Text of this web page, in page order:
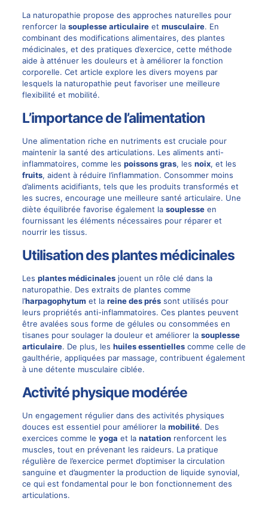
La naturopathie propose des approches naturelles pour
renforcer la souplesse articulaireet musculaire. En
combinant des modifications alimentaires, des plantes
médicinales, et des pratiques d’exercice, cette méthode
aide à atténuer les douleurs et à améliorer la fonction
corporelle. Cet article explore les divers moyens par
lesquels la naturopathie peut favoriser une meilleure
flexibilité et mobilité.
L’importance de l’alimentation
Une alimentation riche en nutriments est cruciale pour
maintenir la santé des articulations. Les aliments anti-
inflammatoires, comme les poissons gras, les noix, et les
fruits, aident à réduire l’inflammation. Consommer moins
d’aliments acidifiants, tels que les produits transformés et
les sucres, encourage une meilleure santé articulaire. Une
diète équilibrée favorise également la souplesseen
fournissant les éléments nécessaires pour réparer et
nourrir les tissus.
Utilisation des plantes médicinales
Les plantes médicinalesjouent un rôle clé dans la
naturopathie. Des extraits de plantes comme
l’harpagophytum et la reine des préssont utilisés pour
leurs propriétés anti-inflammatoires. Ces plantes peuvent
être avalées sous forme de gélules ou consommées en
tisanes pour soulager la douleur et améliorer la souplesse
articulaire. De plus, les huiles essentiellescomme celle de
gaulthérie, appliquées par massage, contribuent également
à une détente musculaire ciblée.
Activité physique modérée
Un engagement régulier dans des activités physiques
douces est essentiel pour améliorer la mobilité. Des
exercices comme le yoga et la natationrenforcent les
muscles, tout en prévenant les raideurs. La pratique
régulière de l’exercice permet d’optimiser la circulation
sanguine et d’augmenter la production de liquide synovial,
ce qui est fondamental pour le bon fonctionnement des
articulations.